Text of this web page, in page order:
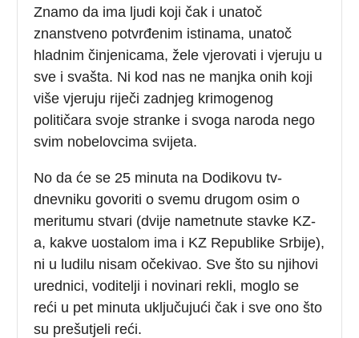
Znamo da ima ljudi koji čak i unatoč
znanstveno potvrđenim istinama, unatoč
hladnim činjenicama, žele vjerovati i vjeruju u
sve i svašta. Ni kod nas ne manjka onih koji
više vjeruju riječi zadnjeg krimogenog
političara svoje stranke i svoga naroda nego
svim nobelovcima svijeta.
No da će se 25 minuta na Dodikovu tv-
dnevniku govoriti o svemu drugom osim o
meritumu stvari (dvije nametnute stavke KZ-
a, kakve uostalom ima i KZ Republike Srbije),
ni u ludilu nisam očekivao. Sve što su njihovi
urednici, voditelji i novinari rekli, moglo se
reći u pet minuta uključujući čak i sve ono što
su prešutjeli reći.